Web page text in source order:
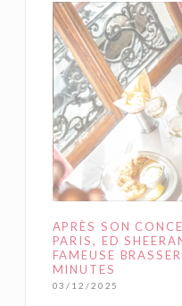
APRÈS SON
PARIS, ED
FAMEUSE
MINUTES
03/12/2025